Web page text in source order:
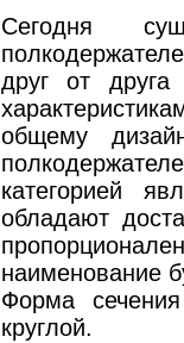
Сегодня
друг от друга
общему
категорией
обладают
наименование
Форма
круглой.